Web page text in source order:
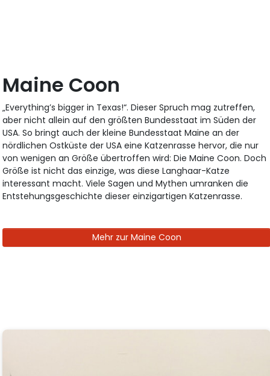
Maine Coon
„Everything’s bigger in Texas!“. Dieser Spruch mag zutreffen,
aber nicht allein auf den größten Bundesstaat im Süden der
USA. So bringt auch der kleine Bundesstaat Maine an der
nördlichen Ostküste der USA eine Katzenrasse hervor, die nur
von wenigen an Größe übertroffen wird: Die Maine Coon. Doch
Größe ist nicht das einzige, was diese Langhaar-Katze
interessant macht. Viele Sagen und Mythen umranken die
Entstehungsgeschichte dieser einzigartigen Katzenrasse.
Mehr zur Maine Coon